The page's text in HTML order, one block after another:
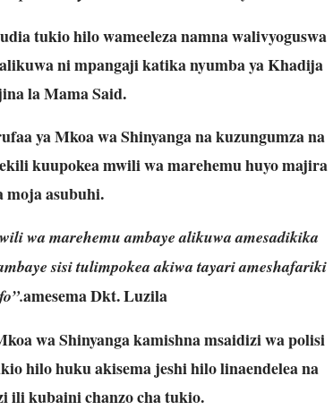
tukio hilo wameeleza namna walivyoguswa
ni mpangaji katika nyumba ya Khadija
la Mama Said.
ya Mkoa wa Shinyanga na kuzungumza na
kuupokea mwili wa marehemu huyo majira
moja asubuhi.
wa marehemu ambaye alikuwa amesadikika
sisi tulimpokea akiwa tayari ameshafariki
amesema Dkt. Luzila
wa Shinyanga kamishna msaidizi wa polisi
hilo huku akisema jeshi hilo linaendelea na
ili kubaini chanzo cha tukio.